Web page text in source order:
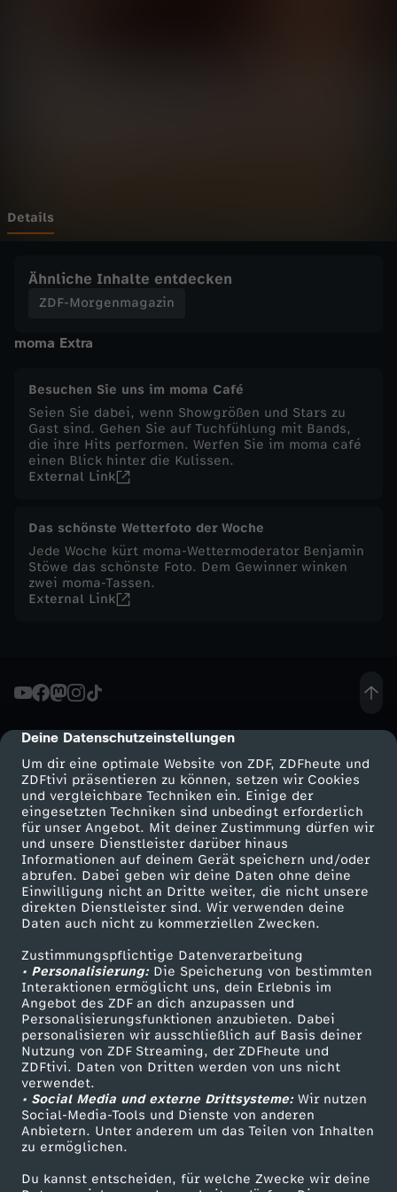
cmp-dialog-description
Deine Datenschutzeinstellungen
Um dir eine optimale Website von ZDF, ZDFheute und
ZDFtivi präsentieren zu können, setzen wir Cookies
und vergleichbare Techniken ein. Einige der
eingesetzten Techniken sind unbedingt erforderlich
für unser Angebot. Mit deiner Zustimmung dürfen wir
und unsere Dienstleister darüber hinaus
Informationen auf deinem Gerät speichern und/oder
abrufen. Dabei geben wir deine Daten ohne deine
Einwilligung nicht an Dritte weiter, die nicht unsere
direkten Dienstleister sind. Wir verwenden deine
Daten auch nicht zu kommerziellen Zwecken.
Zustimmungspflichtige Datenverarbeitung
• Personalisierung:Die Speicherung von bestimmten
Interaktionen ermöglicht uns, dein Erlebnis im
Angebot des ZDF an dich anzupassen und
Personalisierungsfunktionen anzubieten. Dabei
personalisieren wir ausschließlich auf Basis deiner
Nutzung von ZDF Streaming, der ZDFheute und
ZDFtivi. Daten von Dritten werden von uns nicht
verwendet.
• Social Media und externe Drittsysteme:Wir nutzen
Social-Media-Tools und Dienste von anderen
Anbietern. Unter anderem um das Teilen von Inhalten
zu ermöglichen.
Du kannst entscheiden, für welche Zwecke wir deine
g
z
i
n
-
S
e
r
v
c
e
:
R
i
c
h
t
i
g
S
p
Details
Ähnliche Inhalte entdecken
ZDF-Morgenmagazin
moma Extra
Besuchen Sie uns im moma Café
Seien Sie dabei, wenn Showgrößen und Stars zu
Gast sind. Gehen Sie auf Tuchfühlung mit Bands,
die ihre Hits performen. Werfen Sie im moma café
einen Blick hinter die Kulissen.
External Link
Das schönste Wetterfoto der Woche
Jede Woche kürt moma-Wettermoderator Benjamin
Stöwe das schönste Foto. Dem Gewinner winken
zwei moma-Tassen.
External Link
Mehr ZDF
ZDF-Apps
Smart TV
ZDFtext
Livestreams
Sendungen A-Z
TV-Programm
Service
ZDFmitreden
Kontakt zum ZDF
Tickets
Zuschauerservice
Hilfe
ZDF Unternehmen
Karriere
ZDF goes Schule